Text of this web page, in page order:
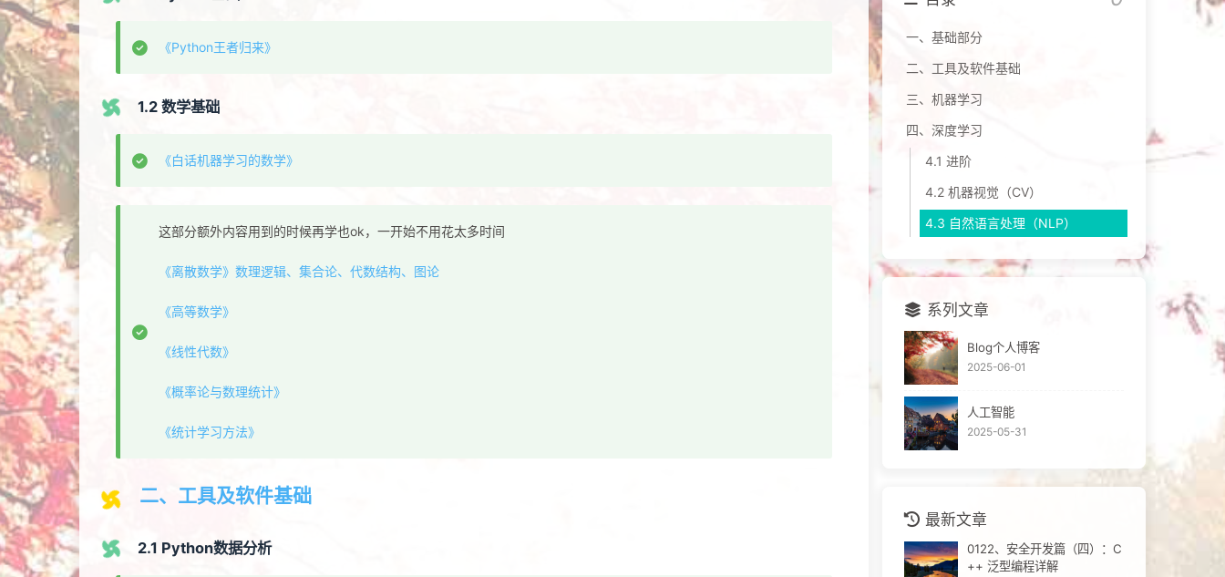
《Python王者归来》
1.2 数学基础
《白话机器学习的数学》
这部分额外内容用到的时候再学也ok，一开始不用花太多时间
《离散数学》数理逻辑、集合论、代数结构、图论
《高等数学》
《线性代数》
《概率论与数理统计》
《统计学习方法》
二、工具及软件基础
2.1 Python数据分析
一、基础部分
二、工具及软件基础
三、机器学习
四、深度学习
4.1 进阶
4.2 机器视觉（CV）
4.3 自然语言处理（NLP）
系列文章
Blog个人博客
2025-06-01
人工智能
2025-05-31
最新文章
0122、安全开发篇（四）：C
++ 泛型编程详解